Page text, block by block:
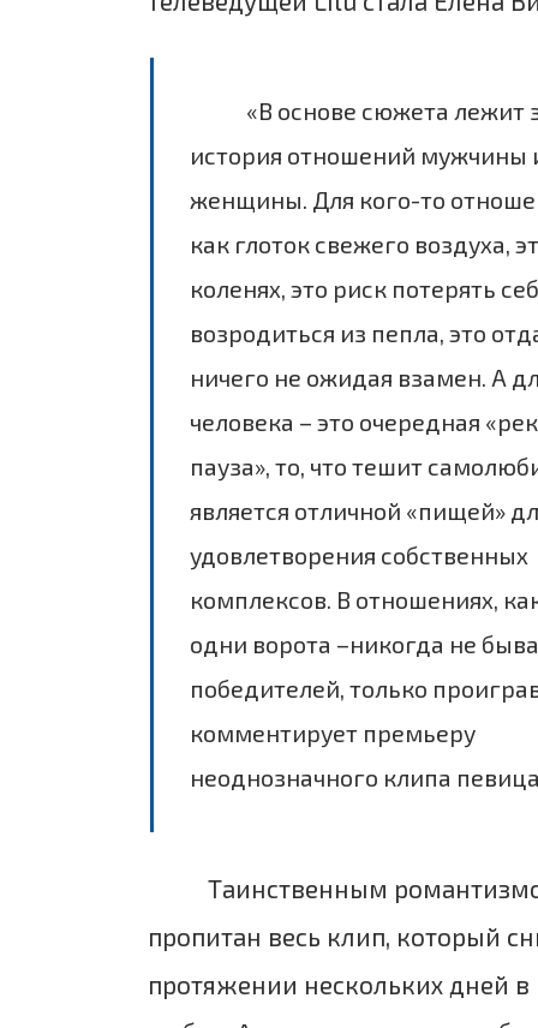
«В основе сюжета лежит
история отношений мужчины
женщины. Для кого-то
как глоток свежего воздуха,
коленях, это риск потерять
возродиться из пепла, это
ничего не ожидая взамен. А
человека – это очередная
пауза», то, что тешит
является отличной «пищей»
удовлетворения собственных
комплексов. В отношениях,
одни ворота –никогда не
победителей, только
комментирует премьеру
неоднозначного клипа
Таинственным
пропитан весь клип, который
протяжении нескольких дней в